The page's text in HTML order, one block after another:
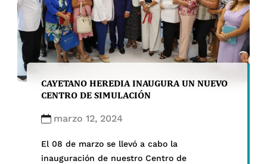
CAYETANO HEREDIA INAUGURA UN NUEVO
CENTRO DE SIMULACIÓN
marzo 12, 2024
El 08 de marzo se llevó a cabo la
inauguración de nuestro Centro de